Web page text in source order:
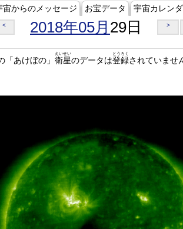
宙からのメッセージ お宝データ 宇宙カレン
< 2018年05月 29日 >
「あけぼの」 衛星
えいせい
のデータは登録
とうろく
されていませ